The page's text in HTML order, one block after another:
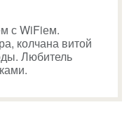
с WiFiем.
колчана витой
Любитель